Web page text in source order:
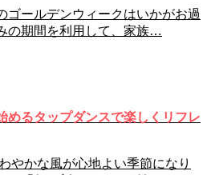
ゴールデンウィークはいかがお過
の期間を利用して、家族…
めるタップダンスで楽しくリフレ
やかな風が心地よい季節になり